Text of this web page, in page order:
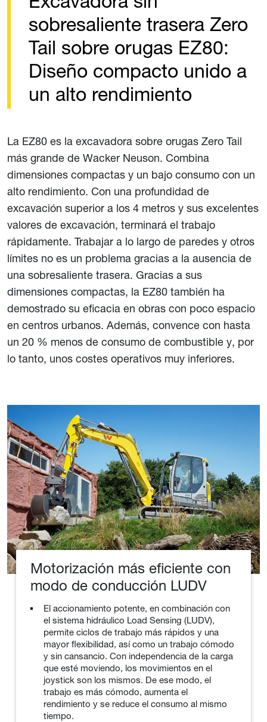
sobresaliente trasera Zero
Tail sobre orugas EZ80:
Diseño compacto unido a
un alto rendimiento
La EZ80 es la excavadora sobre orugas Zero Tail
más grande de Wacker Neuson. Combina
dimensiones compactas y un bajo consumo con un
alto rendimiento. Con una profundidad de
excavación superior a los 4 metros y sus excelentes
valores de excavación, terminará el trabajo
rápidamente. Trabajar a lo largo de paredes y otros
límites no es un problema gracias a la ausencia de
una sobresaliente trasera. Gracias a sus
dimensiones compactas, la EZ80 también ha
demostrado su eficacia en obras con poco espacio
en centros urbanos. Además, convence con hasta
un 20 % menos de consumo de combustible y, por
lo tanto, unos costes operativos muy inferiores.
Motorización más eficiente con
modo de conducción LUDV
El accionamiento potente, en combinación con
el sistema hidráulico Load Sensing (LUDV),
permite ciclos de trabajo más rápidos y una
mayor flexibilidad, así como un trabajo cómodo
y sin cansancio. Con independencia de la carga
que esté moviendo, los movimientos en el
joystick son los mismos. De ese modo, el
trabajo es más cómodo, aumenta el
rendimiento y se reduce el consumo al mismo
tiempo.